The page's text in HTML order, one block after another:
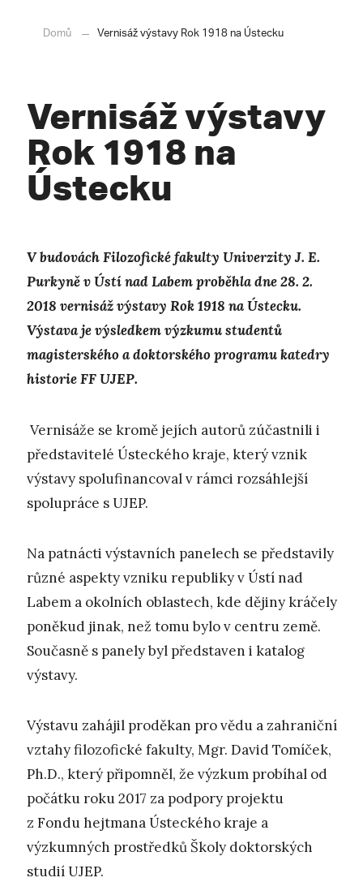
Domů Vernisáž výstavy Rok 1918 na Ústecku
Vernisáž výstavy
Rok 1918 na
Ústecku
V budovách Filozofické fakulty Univerzity J. E.
Purkyně v Ústí nad Labem proběhla dne 28. 2.
2018 vernisáž výstavy Rok 1918 na Ústecku.
Výstava je výsledkem výzkumu studentů
magisterského a doktorského programu katedry
historie FF UJEP.
Vernisáže se kromě jejích autorů zúčastnili i
představitelé Ústeckého kraje, který vznik
výstavy spolufinancoval v rámci rozsáhlejší
spolupráce s UJEP.
Na patnácti výstavních panelech se představily
různé aspekty vzniku republiky v Ústí nad
Labem a okolních oblastech, kde dějiny kráčely
poněkud jinak, než tomu bylo v centru země.
Současně s panely byl představen i katalog
výstavy.
Výstavu zahájil proděkan pro vědu a zahraniční
vztahy filozofické fakulty, Mgr. David Tomíček,
Ph.D., který připomněl, že výzkum probíhal od
počátku roku 2017 za podpory projektu
z Fondu hejtmana Ústeckého kraje a
výzkumných prostředků Školy doktorských
studií UJEP.